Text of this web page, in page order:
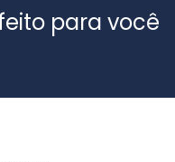
para você